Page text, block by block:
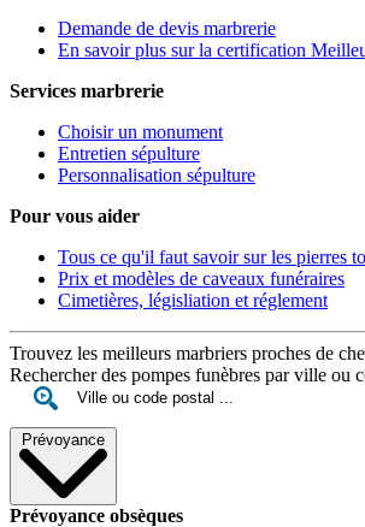
Demande de devis marbrerie
En savoir plus sur la certification
Services marbrerie
Choisir un monument
Entretien sépulture
Personnalisation sépulture
Pour vous aider
Tous ce qu'il faut savoir sur les pierres
Prix et modèles de caveaux funéraires
Cimetières, législiation et réglement
Trouvez les meilleurs marbriers proches de
Rechercher des pompes funèbres par ville ou
Prévoyance
Prévoyance obsèques